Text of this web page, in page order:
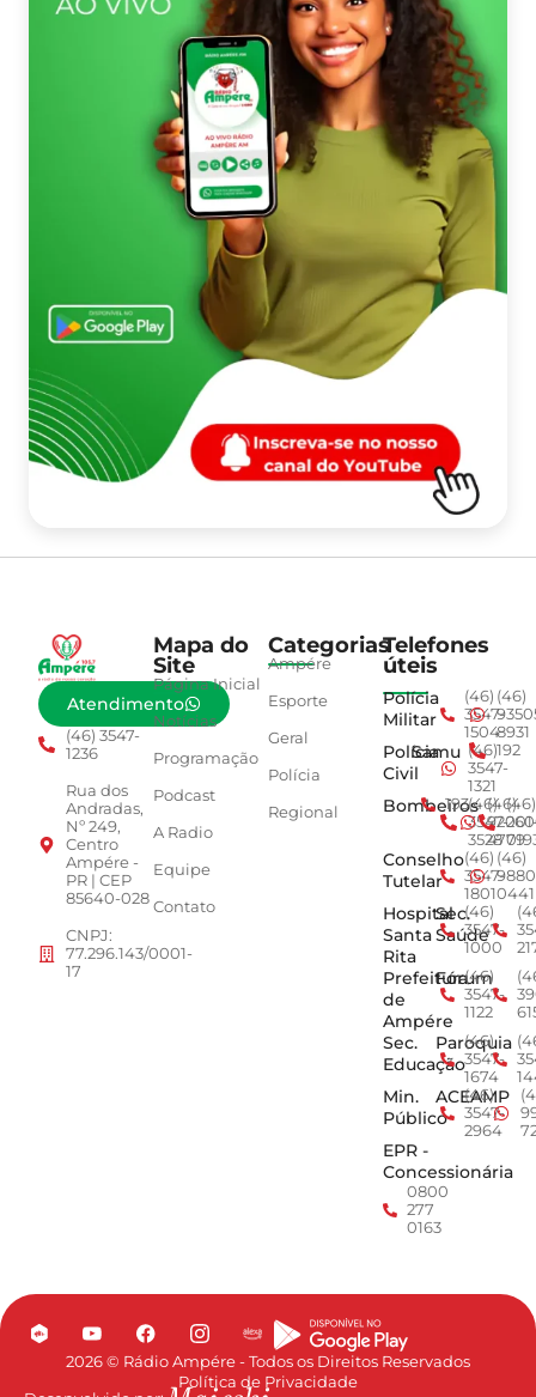
Atendimento
(46) 3547-
1236
Rua dos
Andradas,
Nº 249,
Centro
Ampére -
PR | CEP
85640-028
CNPJ:
77.296.143/0001-
17
Mapa do
Site
Página Inicial
Notícias
Programação
Podcast
A Radio
Equipe
Contato
Categorias
Ampére
Esporte
Geral
Polícia
Regional
Telefones
úteis
Polícia
Militar
(46)
3547-
1504
(46)
8931
Polícia
Civil
Samu (46)
3547-
1321
192
Bombeiros
193(46)
3547-
3528
(46)
4779
(46)
Conselho
Tutelar
(46)
3547-
1801
(46)
0441
Hospital
Santa
Rita
Sec.
Saúde
(46)
3547-
1000
Prefeitura
de
Ampére
Fórum
(46)
3547-
1122
Sec.
Educação
Paroquia
(46)
3547-
1674
Min.
Público
ACEAMP
(46)
3547-
2964
EPR -
Concessionária
0800
277
0163
2026 © Rádio Ampére - Todos os Direitos Reservados
Política de Privacidade